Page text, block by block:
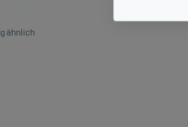
ähnlich